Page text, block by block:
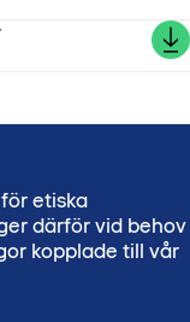
etiska
därför vid behov
kopplade till vår